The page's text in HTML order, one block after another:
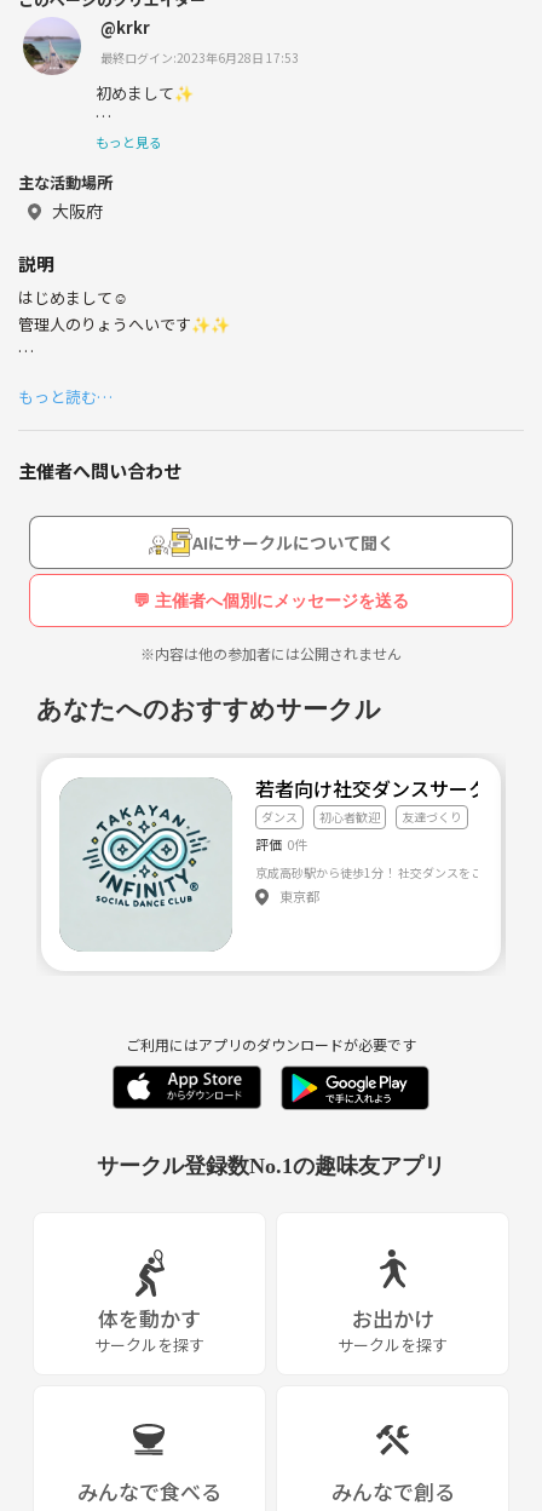
@krkr
最終ログイン:2023年6月28日 17:53
初めまして✨
たくさんの人と仲良く楽しくできたらいいなと思いますの
でよろしくお願いします🌸🌈
もっと見る
主な活動場所
大阪府
説明
はじめまして☺️
管理人のりょうへいです✨✨
最後に書いているのあるので
ご覧ください🌈☀️
社会人になって友達と遊ぶ時間減ってないですか？？
そんな方でもぜひ一緒に楽しめたらいいなと思って設立させていただき
ました✨✨
主にスポーツや飲み会☺️
時々みんなでBBQやお花見などの季節イベントもやったりしてます🌸
✨🌈募集中🌈✨
⭕️20代社会人
⭕️地方から大阪に出てきた方
⭕️社会人になって友達と会う時間が少なくなった
⭕️楽しいことが好き
男女比は半々くらいです‼️
みんな話かけてくれるので
すぐに仲良くなれます🌈
〜〜〜〜〜〜〜〜〜〜〜〜〜〜〜〜〜〜〜〜〜〜
たこ焼きパーティー
もっと読む…
主催者へ問い合わせ
AIにサークルについて聞く
💬 主催者へ個別にメッセージを送る
※内容は他の参加者には公開されません
あなたへのおすすめサークル
若者向け社交ダンスサークル
ダンス 初心者歓迎 友達づくり
評価 0件
東京都
ご利用にはアプリのダウンロードが必要です
サークル登録数No.1の趣味友アプリ
体を動かす
サークルを探す
お出かけ
サークルを探す
みんなで食べる みんなで創る